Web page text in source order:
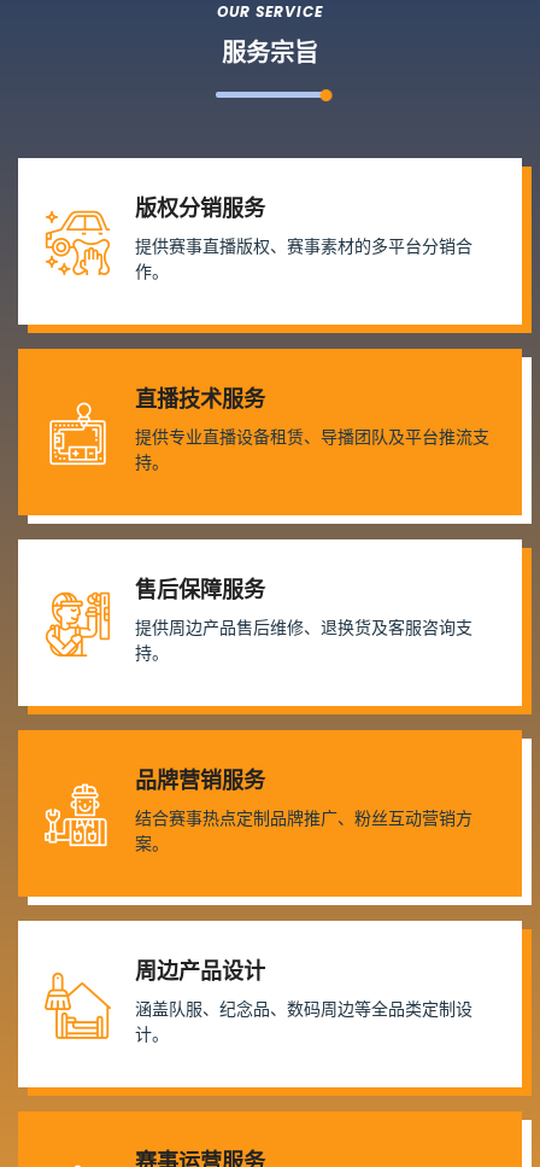
OUR SERVICE
服务宗旨
版权分销服务
提供赛事直播版权、赛事素材的多平台分销合
作。
直播技术服务
提供专业直播设备租赁、导播团队及平台推流支
持。
售后保障服务
提供周边产品售后维修、退换货及客服咨询支
持。
品牌营销服务
结合赛事热点定制品牌推广、粉丝互动营销方
案。
周边产品设计
涵盖队服、纪念品、数码周边等全品类定制设
计。